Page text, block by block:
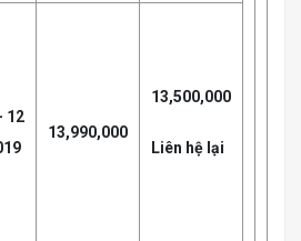
12
13,990,000
13,500,000
Liên hệ lại